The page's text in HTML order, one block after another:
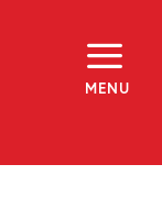
MENU